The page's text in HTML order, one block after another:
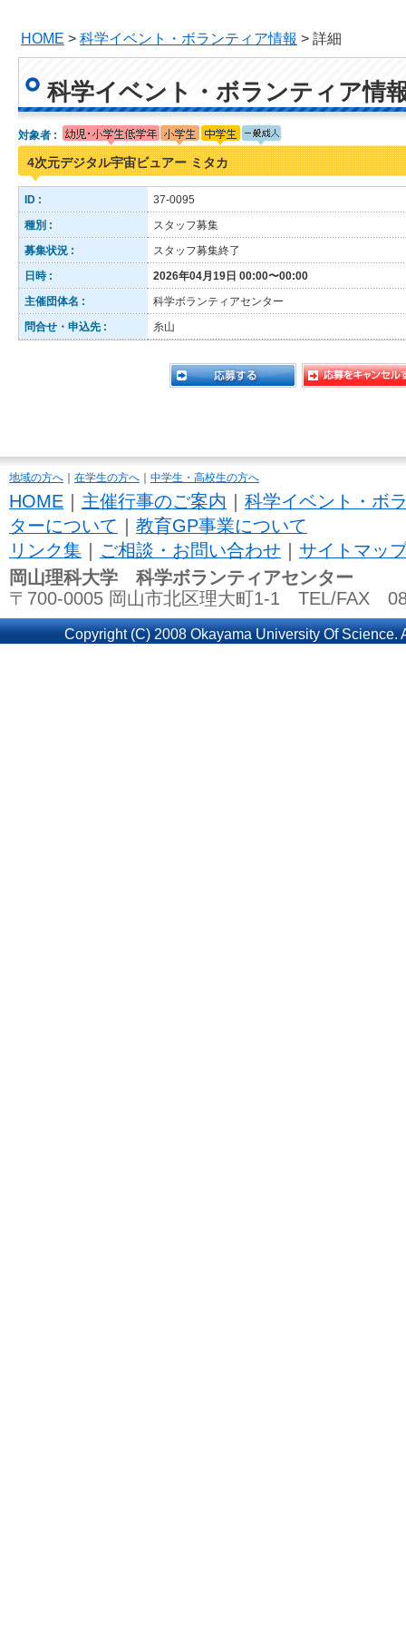
HOME > 科学イベント・ボランティア情報 > 詳細
科学イベント・ボランティア情
対象者 :
4次元デジタル宇宙ビュアー ミタカ
ID :
37-0095
種別 :
スタッフ募集
募集状況 :
スタッフ募集終了
日時 :
2026年04月19日 00:00〜00:00
主催団体名 :
科学ボランティアセンター
問合せ・申込先 :
糸山
地域の方へ 在学生の方へ 中学生・高校生の方へ
HOME 主催行事のご案内
科学イベント・ボ
ターについて
教育GP事業について
リンク集
ご相談・お問い合わせ
サイトマッ
岡山理科大学 科学ボランティアセンター
〒700-0005 岡山市北区理大町1-1 TEL/FAX
Copyright (C) 2008 Okayama University Of Science.